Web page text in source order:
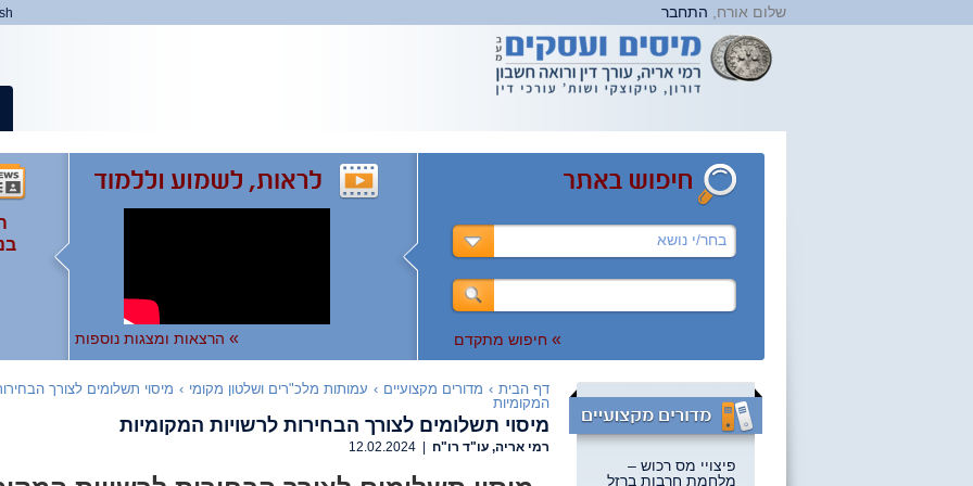
שלום אורח, התחבר
בחר/י נושא
» חיפוש מתקדם » הרצאות ומצגות נוספות
פיצויי מס רכוש –
מלחמת חרבות ברזל
דף הבית › מדורים מקצועיים › עמותות מלכ"רים ושלטון מקומי › מיסוי תשלומים לצורך
המקומיות
מיסוי תשלומים לצורך הבחירות לרשויות המקומיות
רמי אריה, עו"ד רו"ח